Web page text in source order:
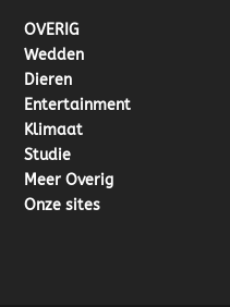
OVERIG
Wedden
Dieren
Entertainment
Klimaat
Studie
Meer Overig
Onze sites